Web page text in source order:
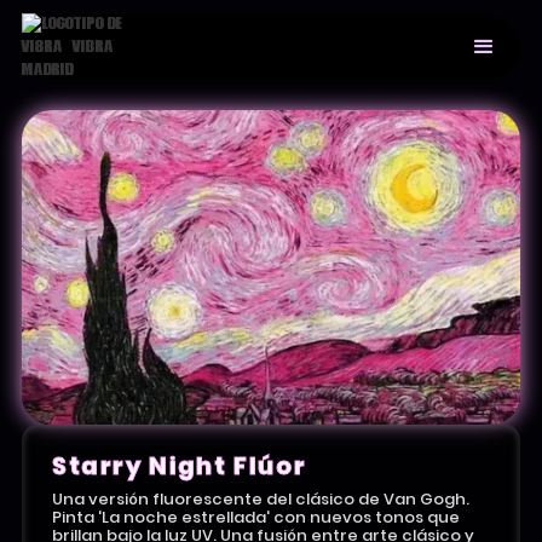
Starry Night Flúor
Una versión fluorescente del clásico de Van Gogh.
Pinta 'La noche estrellada' con nuevos tonos que
brillan bajo la luz UV. Una fusión entre arte clásico y